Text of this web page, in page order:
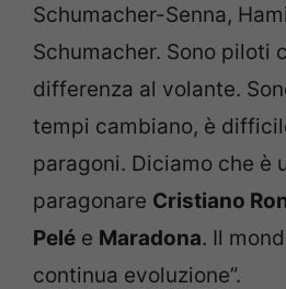
Schumacher-Senna,
Schumacher. Sono piloti
differenza al volante.
tempi cambiano, è
paragoni. Diciamo che è
paragonare Cristiano
Pelé e Maradona. Il
continua evoluzione”.